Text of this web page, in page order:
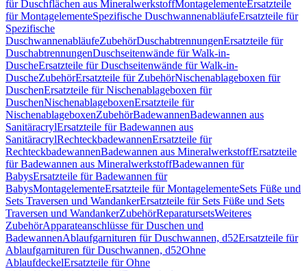
für Duschflächen aus MineralwerkstoffMontagelementeErsatzteile
für MontagelementeSpezifische DuschwannenabläufeErsatzteile für
Spezifische
DuschwannenabläufeZubehörDuschabtrennungenErsatzteile für
DuschabtrennungenDuschseitenwände für Walk-in-
DuscheErsatzteile für Duschseitenwände für Walk-in-
DuscheZubehörErsatzteile für ZubehörNischenablageboxen für
DuschenErsatzteile für Nischenablageboxen für
DuschenNischenablageboxenErsatzteile für
NischenablageboxenZubehörBadewannenBadewannen aus
SanitäracrylErsatzteile für Badewannen aus
SanitäracrylRechteckbadewannenErsatzteile für
RechteckbadewannenBadewannen aus MineralwerkstoffErsatzteile
für Badewannen aus MineralwerkstoffBadewannen für
BabysErsatzteile für Badewannen für
BabysMontagelementeErsatzteile für MontagelementeSets Füße und
Sets Traversen und WandankerErsatzteile für Sets Füße und Sets
Traversen und WandankerZubehörReparatursetsWeiteres
ZubehörApparateanschlüsse für Duschen und
BadewannenAblaufgarnituren für Duschwannen, d52Ersatzteile für
Ablaufgarnituren für Duschwannen, d52Ohne
AblaufdeckelErsatzteile für Ohne